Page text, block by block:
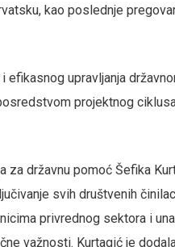
kao poslednje
upravljanja
projektnog
za državnu pomoć Šefika
svih društvenih
privrednog sektora i
važnosti. Kurtagić je